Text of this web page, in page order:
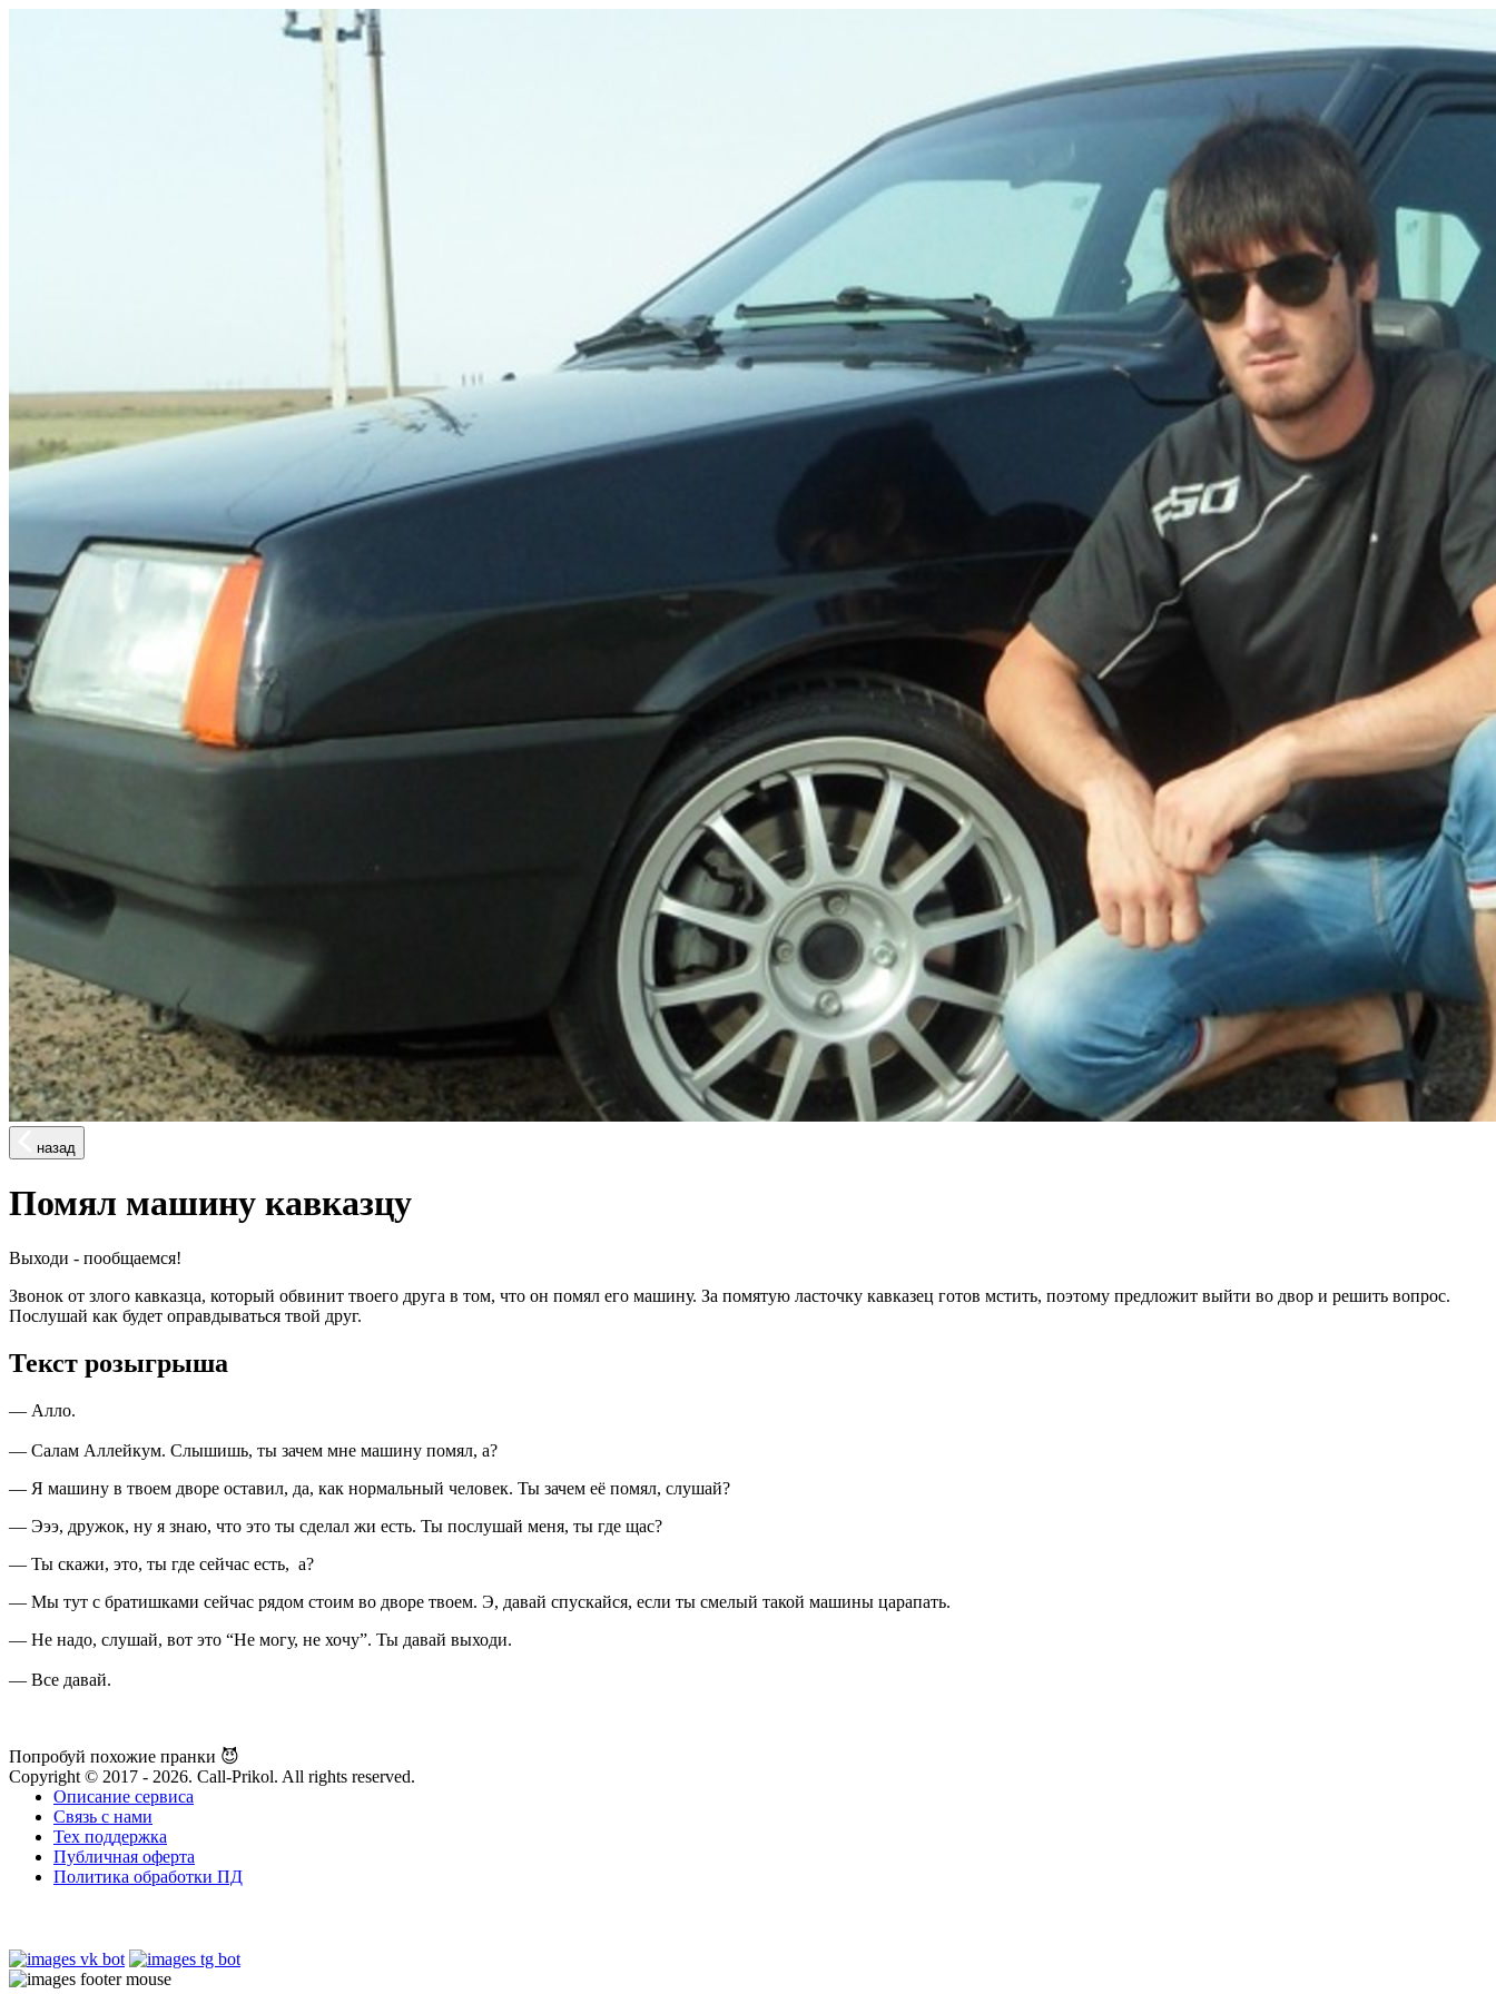
назад
Помял машину кавказцу
Выходи - пообщаемся!
Звонок от злого кавказца, который обвинит твоего друга в том, что он помял его машину. За помятую ласточку кавказец готов мстить, поэтому предложит выйти во двор и решить вопрос.
Послушай как будет оправдываться твой друг.
Текст розыгрыша
— Алло.
— Салам Аллейкум. Слышишь, ты зачем мне машину помял, а?
— Я машину в твоем дворе оставил, да, как нормальный человек. Ты зачем её помял, слушай?
— Эээ, дружок, ну я знаю, что это ты сделал жи есть. Ты послушай меня, ты где щас?
— Ты скажи, это, ты где сейчас есть, а?
— Мы тут с братишками сейчас рядом стоим во дворе твоем. Э, давай спускайся, если ты смелый такой машины царапать.
— Не надо, слушай, вот это “Не могу, не хочу”. Ты давай выходи.
— Все давай.
Попробуй похожие пранки 😈
Copyright © 2017 - 2026. Call-Prikol. All rights reserved.
Описание сервиса
Связь с нами
Тех поддержка
Публичная оферта
Политика обработки ПД